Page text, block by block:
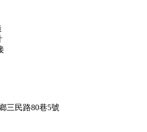
三民路80巷5號